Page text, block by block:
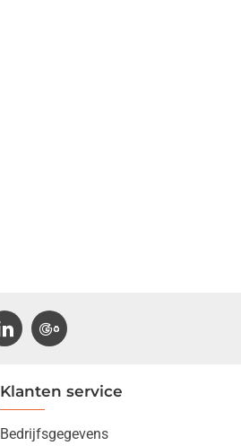
Klanten service
Bedrijfsgegevens